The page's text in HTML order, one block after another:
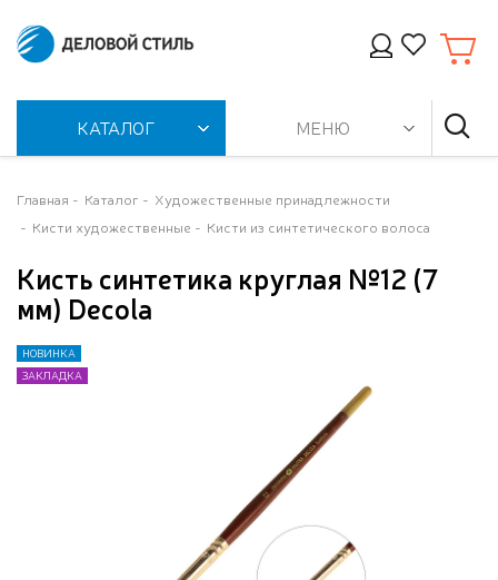
КАТАЛОГ МЕНЮ
Главная Каталог
Художественные принадлежности
Кисти художественные
Кисти из синтетического волоса
Кисть синтетика круглая №12 (7
мм) Decola
НОВИНКА
ЗАКЛАДКА
НОВИНКА
ЗАКЛАДКА